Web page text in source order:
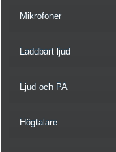
Mikrofoner
Laddbart ljud
Ljud och PA
Högtalare